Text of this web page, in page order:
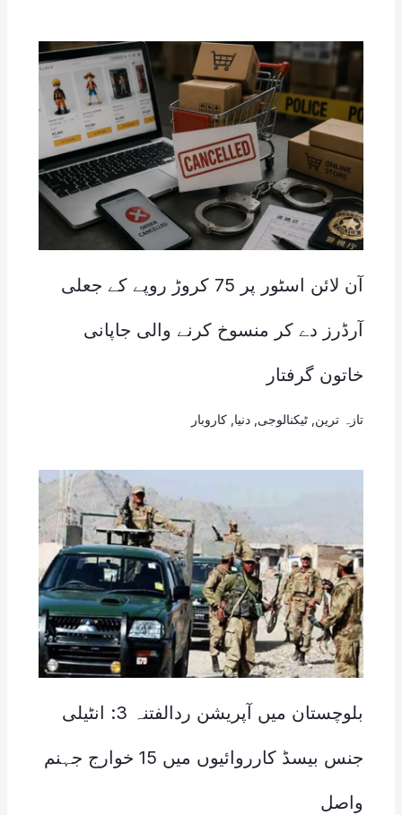
آن لائن اسٹور پر 75 کروڑ روپے کے جعلی
آرڈرز دے کر منسوخ کرنے والی جاپانی
خاتون گرفتار
تازہ ترین ٹیکنالوجی دنیا کاروبار
بلوچستان میں آپریشن ردالفتنہ 3: انٹیلی
جنس بیسڈ کارروائیوں میں 15 خوارج جہنم
واصل